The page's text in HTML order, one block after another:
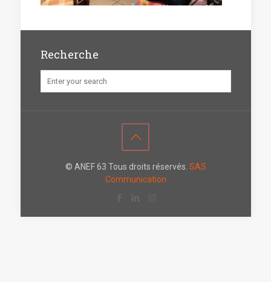
Recherche
© ANEF 63 Tous droits réservés. SAS
Communication